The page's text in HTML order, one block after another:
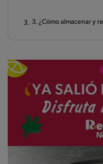
3. ¿Cómo almacenar y